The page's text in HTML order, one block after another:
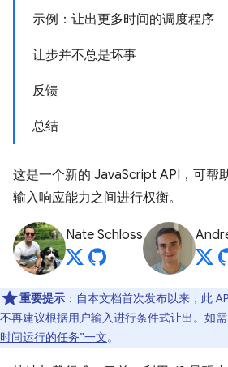
示例：让出更多时间的调度程序
让步并不总是坏事
反馈
总结
这是一个新的 JavaScript API，可帮
输入响应能力之间进行权衡。
Nate Schloss
重要提示 ：自本文档首次发布以来，此
不再建议根据用户输入进行条件式让出。如
时间运行的任务”一文。